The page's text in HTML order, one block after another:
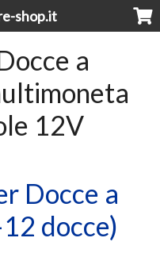
shop.it
a
12V
Docce a
docce)